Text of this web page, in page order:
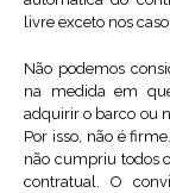
livre exceto nos
Não podemos
na medida em
adquirir o barco ou
Por isso, não é
não cumpriu todos
contratual. O